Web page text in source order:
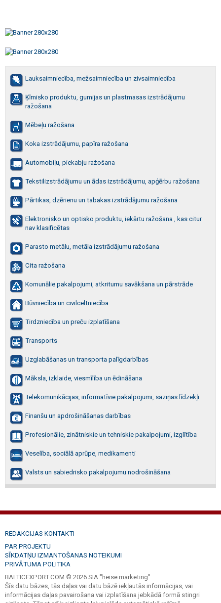
Lauksaimniecība, mežsaimniecība un zivsaimniecība
Ķīmisko produktu, gumijas un plastmasas izstrādājumu
ražošana
Mēbeļu ražošana
Koka izstrādājumu, papīra ražošana
Automobiļu, piekabju ražošana
Tekstilizstrādājumu un ādas izstrādājumu, apģērbu ražošana
Pārtikas, dzērienu un tabakas izstrādājumu ražošana
Elektronisko un optisko produktu, iekārtu ražošana , kas citur
nav klasificētas
Parasto metālu, metāla izstrādājumu ražošana
Cita ražošana
Komunālie pakalpojumi, atkritumu savākšana un pārstrāde
Būvniecība un civilceltniecība
Tirdzniecība un preču izplatīšana
Transports
Uzglabāšanas un transporta palīgdarbības
Māksla, izklaide, viesmīlība un ēdināšana
Telekomunikācijas, informatīvie pakalpojumi, saziņas līdzekļi
Finanšu un apdrošināšanas darbības
Profesionālie, zinātniskie un tehniskie pakalpojumi, izglītība
Veselība, sociālā aprūpe, medikamenti
Valsts un sabiedrisko pakalpojumu nodrošināšana
REDAKCIJAS KONTAKTI
PAR PROJEKTU
SĪKDATŅU IZMANTOŠANAS NOTEIKUMI
PRIVĀTUMA POLITIKA
BALTICEXPORT.COM © 2026 SIA "heise marketing".
Šīs datu bāzes, tās daļas vai datu bāzē iekļautās informācijas, vai
informācijas daļas pavairošana vai izplatīšana jebkādā formā stingri